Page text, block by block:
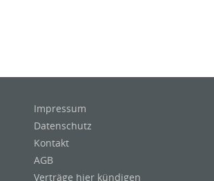
Impressum
Datenschutz
Kontakt
AGB
Verträge hier kündigen